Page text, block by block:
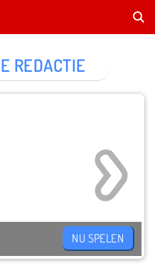
REDACTIE
NU SPELEN